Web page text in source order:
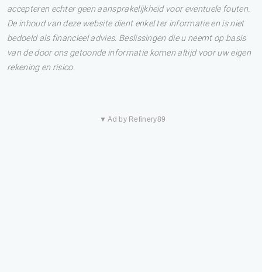
accepteren echter geen aansprakelijkheid voor eventuele fouten.
De inhoud van deze website dient enkel ter informatie en is niet
bedoeld als financieel advies. Beslissingen die u neemt op basis
van de door ons getoonde informatie komen altijd voor uw eigen
rekening en risico.
▼ Ad by Refinery89